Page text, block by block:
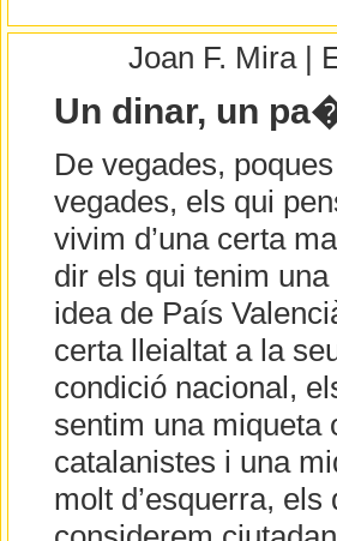
Joan F. Mira |
Un dinar, un
De vegades, poques
vegades, els qui
vivim d’una certa
dir els qui tenim una
idea de País
certa lleialtat a la
condició nacional,
sentim una miqueta
catalanistes i una
molt d’esquerra, els